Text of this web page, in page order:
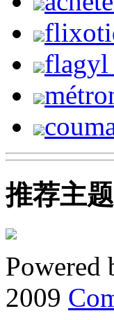
flagyl
推荐主题
Powered
2009